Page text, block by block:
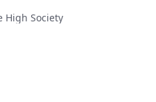
High Society